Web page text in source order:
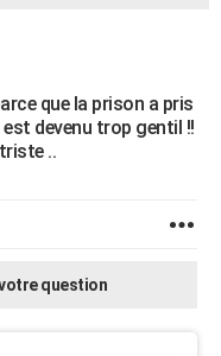
que la prison a pris
devenu trop gentil !!
..
question